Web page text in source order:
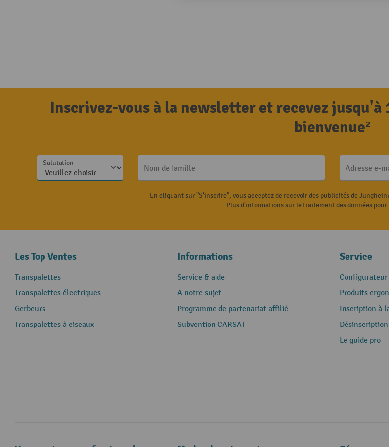
Inscrivez-vous à la newsletter et recevez jusqu'à
bienvenue²
Salutation
Nom de famille Adresse e-
En cliquant sur "S'inscrire", vous acceptez de recevoir des publicités de
Plus d'informations sur le traitement des données
Les Top Ventes
Transpalettes
Transpalettes électriques
Gerbeurs
Transpalettes à ciseaux
Informations
Service & aide
A notre sujet
Programme de partenariat affilié
Subvention CARSAT
Service
Configurateur
Produits
Inscription à
Le guide pro